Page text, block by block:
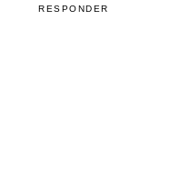
RESPONDER